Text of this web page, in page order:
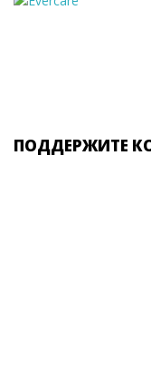
ПОДДЕРЖИТЕ